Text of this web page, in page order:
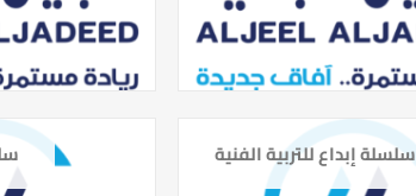
سلسلة إبداع للتربية الفنية